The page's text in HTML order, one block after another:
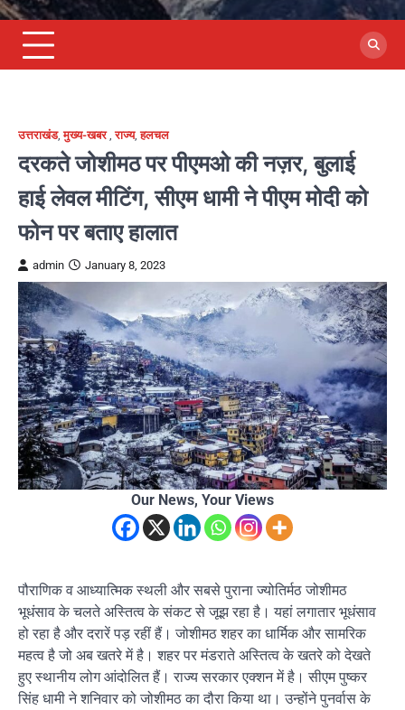
उत्तराखंड,मुख्य-खबर,राज्य,हलचल
दरकते जोशीमठ पर पीएमओ की नज़र, बुलाई
हाई लेवल मीटिंग, सीएम धामी ने पीएम मोदी को
फोन पर बताए हालात
admin January 8, 2023
Our News, Your Views
पौराणिक व आध्यात्मिक स्थली और सबसे पुराना ज्योतिर्मठ जोशीमठ
भूधंसाव के चलते अस्तित्व के संकट से जूझ रहा है। यहां लगातार भूधंसाव
हो रहा है और दरारें पड़ रहीं हैं। जोशीमठ शहर का धार्मिक और सामरिक
महत्व है जो अब खतरे में है। शहर पर मंडराते अस्तित्व के खतरे को देखते
हुए स्थानीय लोग आंदोलित हैं। राज्य सरकार एक्शन में है। सीएम पुष्कर
सिंह धामी ने शनिवार को जोशीमठ का दौरा किया था। उन्होंने पुनर्वास के